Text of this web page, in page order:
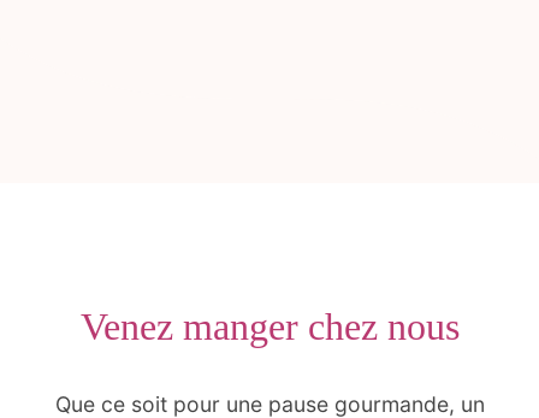
Venez manger chez nous
Que ce soit pour une pause gourmande, un